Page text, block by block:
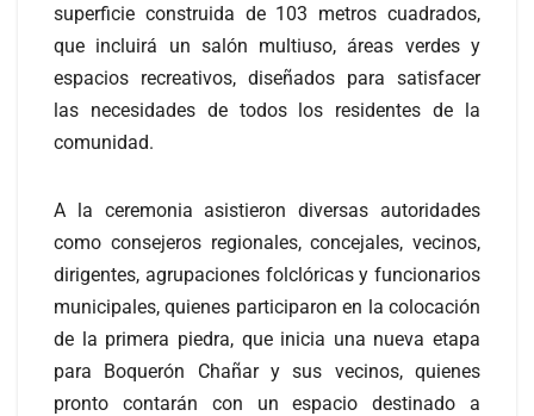
superficie construida de 103 metros cuadrados,
que incluirá un salón multiuso, áreas verdes y
espacios recreativos, diseñados para satisfacer
las necesidades de todos los residentes de la
comunidad.
A la ceremonia asistieron diversas autoridades
como consejeros regionales, concejales, vecinos,
dirigentes, agrupaciones folclóricas y funcionarios
municipales, quienes participaron en la colocación
de la primera piedra, que inicia una nueva etapa
para Boquerón Chañar y sus vecinos, quienes
pronto contarán con un espacio destinado a